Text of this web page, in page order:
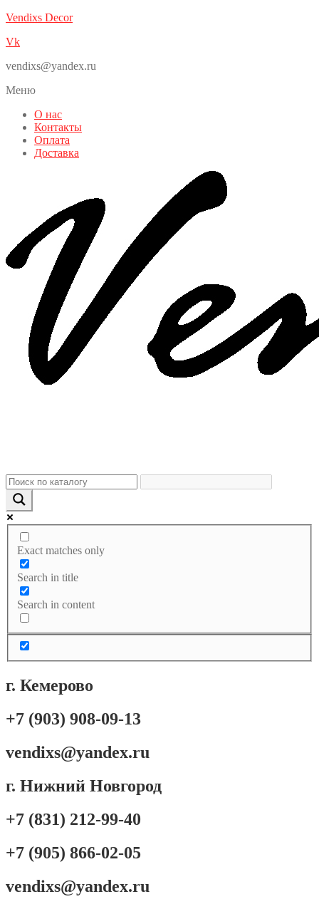
Vendixs Decor
Vk
vendixs@yandex.ru
Меню
О нас
Контакты
Оплата
Доставка
Exact matches only
Search in title
Search in content
г. Кемерово
+7 (903) 908-09-13
vendixs@yandex.ru
г. Нижний Новгород
+7 (831) 212-99-40
+7 (905) 866-02-05
vendixs@yandex.ru